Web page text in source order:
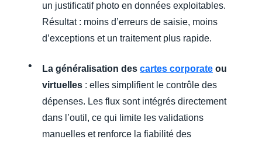
un justificatif photo en données exploitables.
Résultat : moins d’erreurs de saisie, moins
d’exceptions et un traitement plus rapide.
La généralisation des cartes corporate ou
virtuelles : elles simplifient le contrôle des
dépenses. Les flux sont intégrés directement
dans l’outil, ce qui limite les validations
manuelles et renforce la fiabilité des